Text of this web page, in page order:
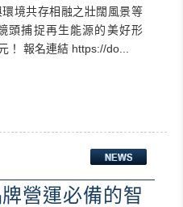
境共存相融之壯闊風景等
頭捕捉再生能源的美好形
！ 報名連結 https://do...
牌營運必備的智